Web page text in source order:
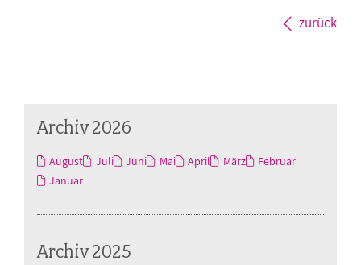
zurück
Archiv 2026
August Juli Juni Mai April März
Februar
Januar
Archiv 2025